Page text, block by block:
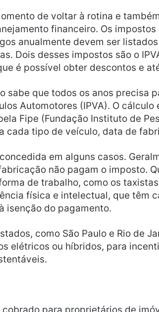
de voltar à rotina e
financeiro. Os
anualmente devem ser
Dois desses impostos são o
é possível obter descontos e
sabe que todos os anos precisa
Automotores (IPVA). O
Fipe (Fundação Instituto de
cada tipo de veículo, data de
em alguns casos.
não pagam o imposto.
de trabalho, como os
física e intelectual, que têm
isenção do pagamento.
como São Paulo e Rio de
elétricos ou híbridos, para